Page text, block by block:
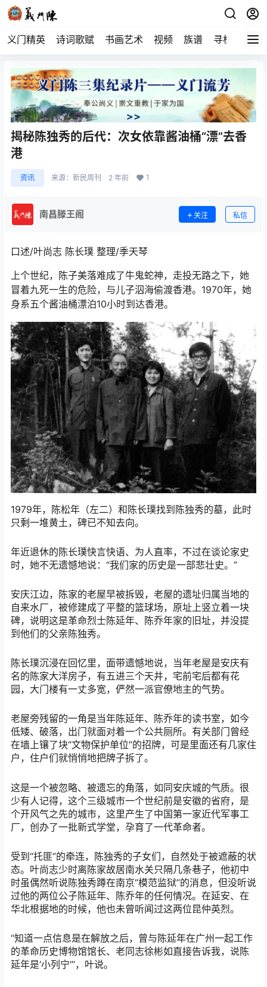
义门精英 诗词歌赋 书画艺术 视频 族谱 寻根
揭秘陈独秀的后代：次女依靠酱油桶“漂”去香
港
资讯 来源： 新民周刊 2 年前 1
南昌滕王阁 关注 私信
口述/叶尚志 陈长璞 整理/季天琴
上个世纪，陈子美落难成了牛鬼蛇神，走投无路之下，她
冒着九死一生的危险，与儿子泅海偷渡香港。1970年，她
身系五个酱油桶漂泊10小时到达香港。
1979年，陈松年（左二）和陈长璞找到陈独秀的墓，此时
只剩一堆黄土，碑已不知去向。
年近退休的陈长璞快言快语、为人直率，不过在谈论家史
时，她不无遗憾地说：“我们家的历史是一部悲壮史。”
安庆江边，陈家的老屋早被拆毁，老屋的遗址归属当地的
自来水厂，被修建成了平整的篮球场，原址上竖立着一块
碑，说明这是革命烈士陈延年、陈乔年家的旧址，并没提
到他们的父亲陈独秀。
陈长璞沉浸在回忆里，面带遗憾地说，当年老屋是安庆有
名的陈家大洋房子，有五进三个天井，宅前宅后都有花
园，大门楼有一丈多宽，俨然一派官僚地主的气势。
老屋旁残留的一角是当年陈延年、陈乔年的读书室，如今
低矮、破落，出门就面对着一个公共厕所。有关部门曾经
在墙上镶了块“文物保护单位”的招牌，可是里面还有几家住
户，住户们就悄悄地把牌子拆了。
这是一个被忽略、被遗忘的角落，如同安庆城的气质。很
少有人记得，这个三级城市一个世纪前是安徽的省府，是
个开风气之先的城市，这里产生了中国第一家近代军事工
厂，创办了一批新式学堂，孕育了一代革命者。
受到“托匪”的牵连，陈独秀的子女们，自然处于被遮蔽的状
态。叶尚志少时离陈家故居南水关只隔几条巷子，他初中
时虽偶然听说陈独秀蹲在南京“模范监狱”的消息，但没听说
过他的两位公子陈延年、陈乔年的任何情况。在延安、在
华北根据地的时候，他也未曾听闻过这两位昆仲英烈。
“知道一点信息是在解放之后，曾与陈延年在广州一起工作
的革命历史博物馆馆长、老同志徐彬如直接告诉我，说陈
延年是‘小列宁’”，叶说。